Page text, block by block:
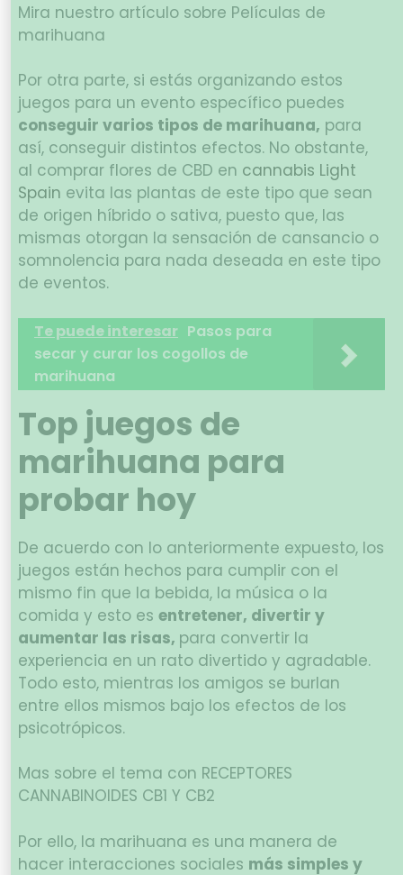
Mira nuestro artículo sobre Películas de
marihuana
Por otra parte, si estás organizando estos
juegos para un evento específico puedes
conseguir varios tipos de marihuana, para
así, conseguir distintos efectos. No obstante,
al comprar flores de CBD en cannabis Light
Spain evita las plantas de este tipo que sean
de origen híbrido o sativa, puesto que, las
mismas otorgan la sensación de cansancio o
somnolencia para nada deseada en este tipo
de eventos.
Te puede interesar Pasos para
secar y curar los cogollos de
marihuana
Top juegos de
marihuana para
probar hoy
De acuerdo con lo anteriormente expuesto, los
juegos están hechos para cumplir con el
mismo fin que la bebida, la música o la
comida y esto es entretener, divertir y
aumentar las risas, para convertir la
experiencia en un rato divertido y agradable.
Todo esto, mientras los amigos se burlan
entre ellos mismos bajo los efectos de los
psicotrópicos.
Mas sobre el tema con RECEPTORES
CANNABINOIDES CB1 Y CB2
Por ello, la marihuana es una manera de
hacer interacciones sociales más simples y